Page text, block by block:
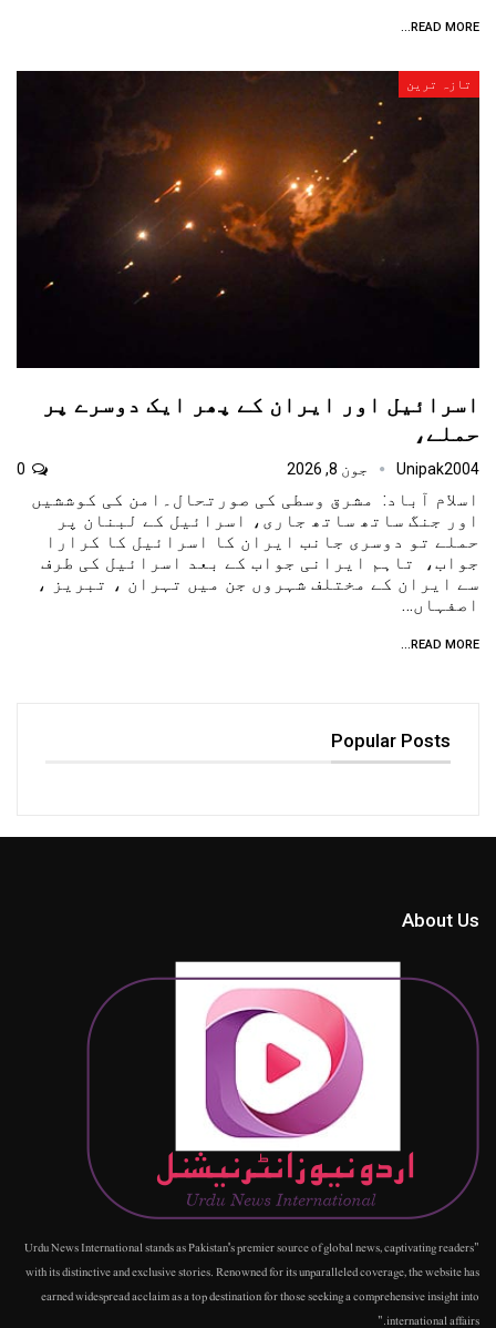
READ MORE...
تازہ ترین
اسرائیل اور ایران کے پھر ایک دوسرے پر
حملے،
Unipak2004 جون 8, 2026
اسلام آباد: مشرق وسطی کی صورتحال۔امن کی کوششیں
اور جنگ ساتھ ساتھ جاری، اسرائیل کے لبنان پر
حملے تو دوسری جانب ایران کا اسرائیل کا کرارا
جواب، تاہم ایرانی جواب کے بعد اسرائیل کی طرف
سے ایران کے مختلف شہروں جن میں تہران ، تبریز ،
اصفہاں…
READ MORE...
Popular Posts
About Us
"Urdu News International stands as Pakistan's premier source of global news, captivating readers
with its distinctive and exclusive stories. Renowned for its unparalleled coverage, the website has
earned widespread acclaim as a top destination for those seeking a comprehensive insight into
international affairs."